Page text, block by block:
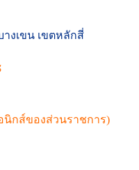
งเขน เขตหลักสี่
นิกส์ของส่วนราชการ)